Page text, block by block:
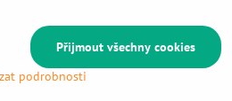
soukromí
Zásady ochrany soukromí
ByznysWeb.cz
podrobnosti
Přijmout všechny cookies